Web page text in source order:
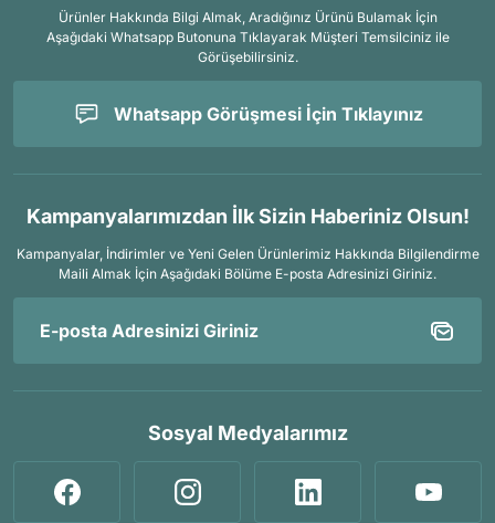
Ürünler Hakkında Bilgi Almak, Aradığınız Ürünü Bulamak İçin
Aşağıdaki Whatsapp Butonuna Tıklayarak Müşteri Temsilciniz ile
Görüşebilirsiniz.
Whatsapp Görüşmesi İçin Tıklayınız
Kampanyalarımızdan İlk Sizin Haberiniz Olsun!
Kampanyalar, İndirimler ve Yeni Gelen Ürünlerimiz Hakkında Bilgilendirme
Maili Almak İçin Aşağıdaki Bölüme E-posta Adresinizi Giriniz.
Sosyal Medyalarımız